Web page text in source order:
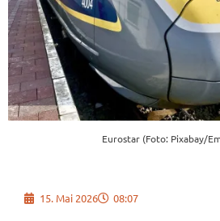
Eurostar (Foto: Pixabay/
15. Mai 2026 08:07